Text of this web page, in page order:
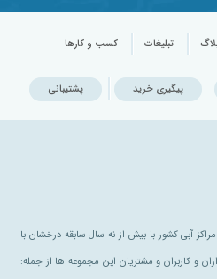
تبلیغات کسب و کارها
پیگیری خرید پشتیبانی
آبی کشور با بیش از نه سال سابقه درخشان با
و کاربران و مشتریان این مجموعه ها از جمله: